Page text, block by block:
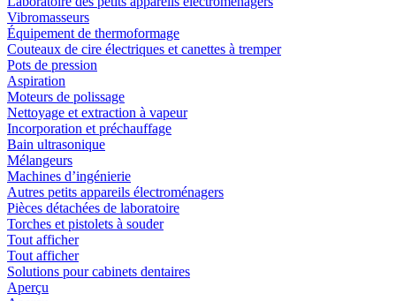
Vibromasseurs
Équipement de thermoformage
Couteaux de cire électriques et canettes à tremper
Pots de pression
Aspiration
Moteurs de polissage
Nettoyage et extraction à vapeur
Incorporation et préchauffage
Bain ultrasonique
Mélangeurs
Machines d’ingénierie
Autres petits appareils électroménagers
Pièces détachées de laboratoire
Torches et pistolets à souder
Tout afficher
Tout afficher
Solutions pour cabinets dentaires
Aperçu